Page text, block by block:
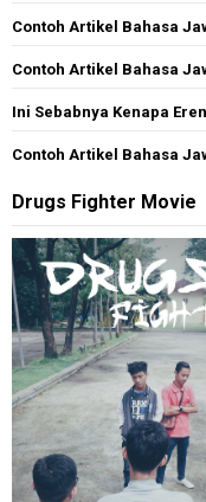
Contoh Artikel Bahasa
Contoh Artikel Bahasa
Ini Sebabnya Kenapa
Contoh Artikel Bahasa
Drugs Fighter Movie